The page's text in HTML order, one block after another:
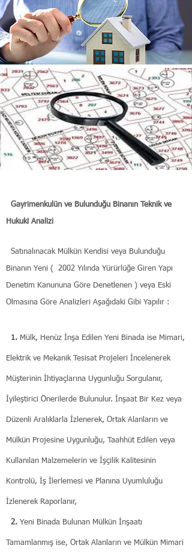
Gayrimenkulün ve Bulunduğu Binanın Teknik ve
Hukuki Analizi
Satınalınacak Mülkün Kendisi veya Bulunduğu
Binanın Yeni ( 2002 Yılında Yürürlüğe Giren Yapı
Denetim Kanununa Göre Denetlenen ) veya Eski
Olmasına Göre Analizleri Aşağıdaki Gibi Yapılır :
1. Mülk, Henüz İnşa Edilen Yeni Binada ise Mimari,
Elektrik ve Mekanik Tesisat Projeleri İncelenerek
Müşterinin İhtiyaçlarına Uygunluğu Sorgulanır,
İyileştirici Önerilerde Bulunulur. İnşaat Bir Kez veya
Düzenli Aralıklarla İzlenerek, Ortak Alanların ve
Mülkün Projesine Uygunluğu, Taahhüt Edilen veya
Kullanılan Malzemelerin ve İşçilik Kalitesinin
Kontrolü, İş İlerlemesi ve Planına Uyumluluğu
İzlenerek Raporlanır,
2. Yeni Binada Bulunan Mülkün İnşaatı
Tamamlanmış ise, Ortak Alanların ve Mülkün Mimari